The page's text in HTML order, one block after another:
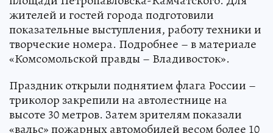
жителей и гостей города подготовили
показательные выступления, работу техники и
творческие номера. Подробнее – в материале
«Комсомольской правды – Владивосток».
Праздник открыли поднятием флага России –
триколор закрепили на автолестнице на
высоте 30 метров. Затем зрителям показали
«вальс» пожарных автомобилей весом более 10